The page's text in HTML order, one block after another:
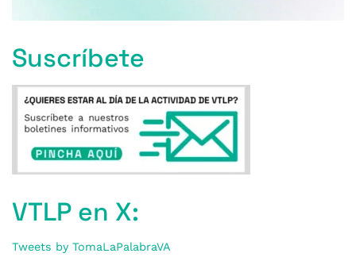
Suscríbete
VTLP en X:
Tweets by TomaLaPalabraVA